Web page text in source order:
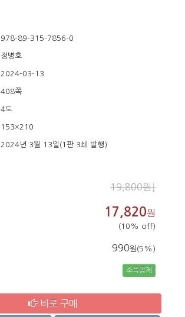
978-89-315-7856-0
정병호
2024-03-13
408쪽
4도
153×210
2024년 3월 13일(1판 3쇄 발행)
19,800원↓
17,820원
(10% off)
990원(5%)
소득공제
바로 구매